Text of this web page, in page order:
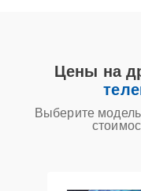
Цены на
Выберите